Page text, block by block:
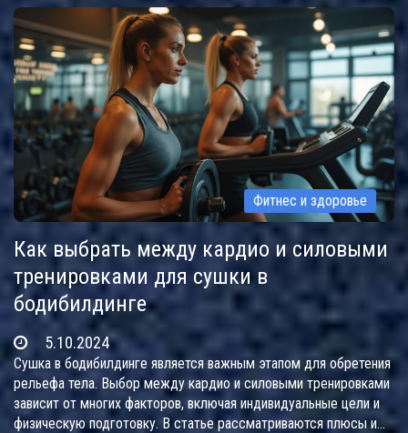
основные принципы безопасного и успешного начала
тренировок в зрелом возрасте, а также советы по
установлению здорового образа жизни. Упоминание успешных
примеров и научные данные подчеркивают важность
физической активности после 45 лет.
Фитнес и здоровье
Как выбрать между кардио и силовыми
тренировками для сушки в
бодибилдинге
5.10.2024
Сушка в бодибилдинге является важным этапом для обретения
рельефа тела. Выбор между кардио и силовыми тренировками
зависит от многих факторов, включая индивидуальные цели и
физическую подготовку. В статье рассматриваются плюсы и